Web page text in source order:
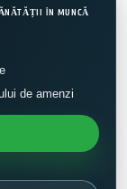
ÎN MUNCĂ
de amenzi